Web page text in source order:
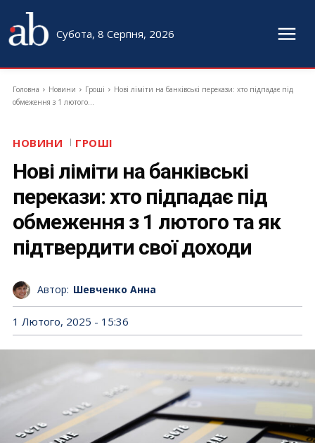
Субота, 8 Серпня, 2026
Головна Новини Гроші
Нові ліміти на банківські перекази: хто підпадає під
обмеження з 1 лютого...
НОВИНИ ГРОШІ
Нові ліміти на банківські
перекази: хто підпадає під
обмеження з 1 лютого та як
підтвердити свої доходи
Автор: Шевченко Анна
1 Лютого, 2025 - 15:36